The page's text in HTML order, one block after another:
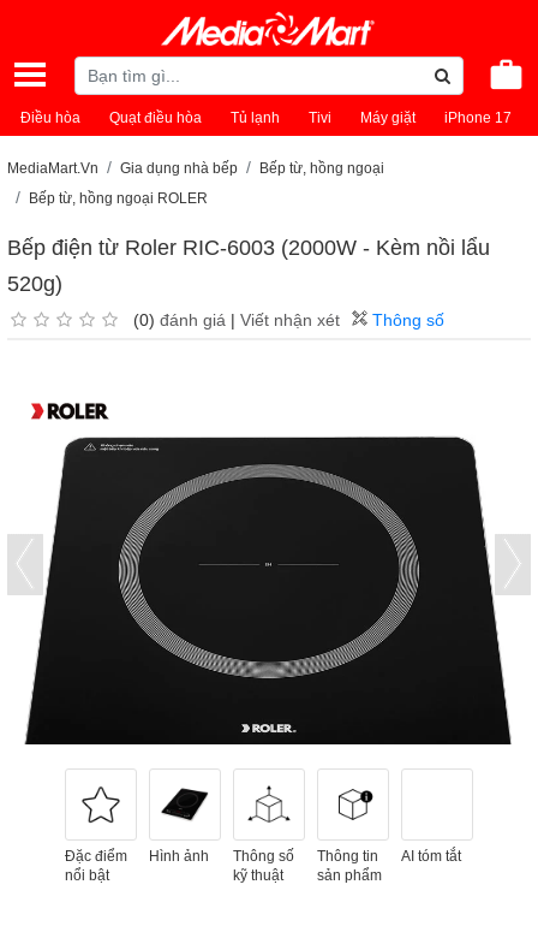
Điều hòa Quạt điều hòa Tủ lạnh Tivi Máy giặt iPhone 17
MediaMart.Vn Gia dụng nhà bếp
Bếp từ, hồng ngoại
Bếp từ, hồng ngoại ROLER
Bếp điện từ Roler RIC-6003 (2000W - Kèm nồi lẩu
520g)
(0) đánh giá | Viết nhận xét Thông số
Đặc điểm
nổi bật
Hình ảnh
Thông số
kỹ thuật
Thông tin
sản phẩm
AI tóm tắt